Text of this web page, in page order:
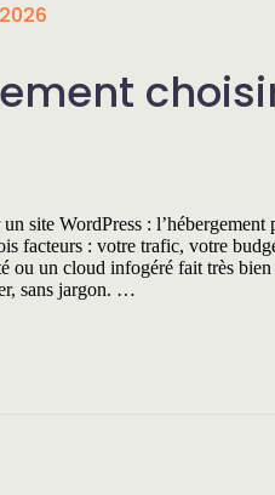
site WordPress :
facteurs : votre trafic, votre
un cloud infogéré fait très
sans jargon. …